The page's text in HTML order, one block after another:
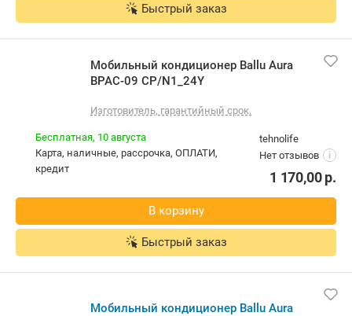
Быстрый заказ
Мобильный кондиционер Ballu Aura
BPAC-09 CP/N1_24Y
Изготовитель, гарантийный срок.
tehnolife
Нет отзывов
i
Бесплатная, 10 августа
карта, наличные, рассрочка, ОПЛАТИ,
кредит
1 170,00р.
В корзину
Быстрый заказ
Мобильный кондиционер Ballu Aura